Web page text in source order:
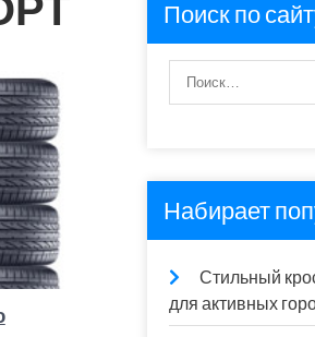
Поиск по
Набирает
Стильный
для активных